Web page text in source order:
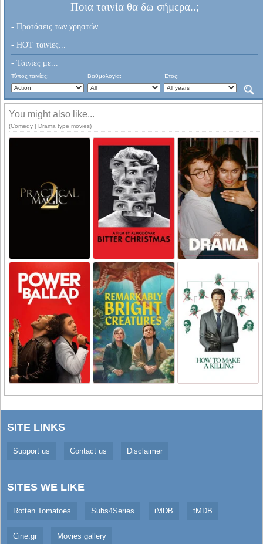
Ποια ταινία θα δω σήμερα..;
- Προτάσεις των χρηστών...
- HOT ταινίες...
- Ταινίες με...
Τύπος ταινίας: Βαθμολογία: Έτος:
You might also like...
(Comedy | Drama type movies)
SITE LINKS
Support us Contact us Disclaimer
SITES WE LIKE
Rotten Tomatoes Subs4Series iMDB tMDB
Cine.gr Movies gallery